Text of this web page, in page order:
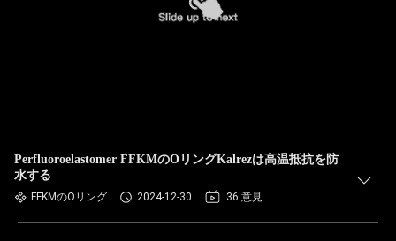
Perfluoroelastomer FFKMのOリングKalrezは高温抵抗を防
水する
FFKMのOリング 2024-12-30 36 意見